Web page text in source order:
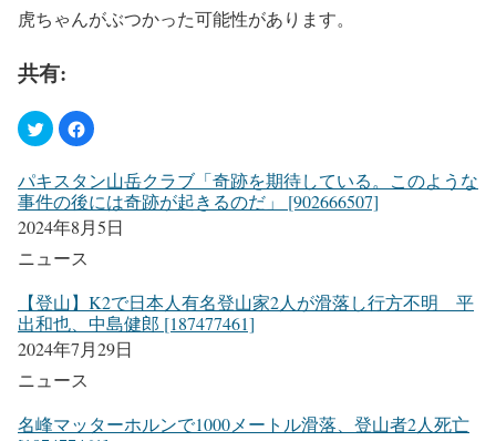
虎ちゃんがぶつかった可能性があります。
共有:
パキスタン山岳クラブ「奇跡を期待している。このような
事件の後には奇跡が起きるのだ」 [902666507]
2024年8月5日
ニュース
【登山】K2で日本人有名登山家2人が滑落し行方不明 平
出和也、中島健郎 [187477461]
2024年7月29日
ニュース
名峰マッターホルンで1000メートル滑落、登山者2人死亡